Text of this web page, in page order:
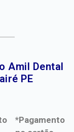
Amil Dental
PE
*Pagamento